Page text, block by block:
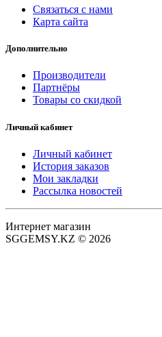
Связаться с нами
Карта сайта
Дополнительно
Производители
Партнёры
Товары со скидкой
Личный кабинет
Личный кабинет
История заказов
Мои закладки
Рассылка новостей
Интернет магазин
SGGEMSY.KZ © 2026